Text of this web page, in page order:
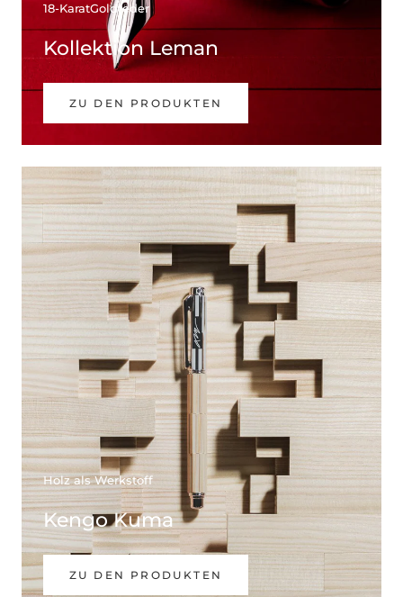
18-KaratGoldfeder
Kollektion Leman
ZU DEN PRODUKTEN
Holz als Werkstoff
Kengo Kuma
ZU DEN PRODUKTEN